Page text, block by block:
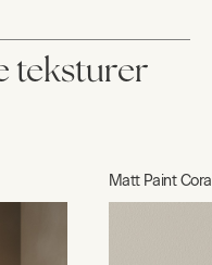
teksturer
Matt Paint